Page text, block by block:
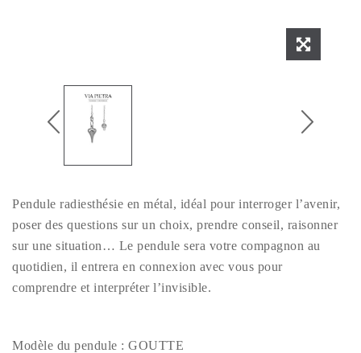
Pendule radiesthésie en métal, idéal pour interroger l’avenir,
poser des questions sur un choix, prendre conseil, raisonner
sur une situation… Le pendule sera votre compagnon au
quotidien, il entrera en connexion avec vous pour
comprendre et interpréter l’invisible.
Modèle du pendule : GOUTTE